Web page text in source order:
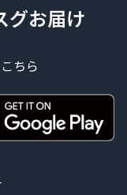
グお届け
ちら